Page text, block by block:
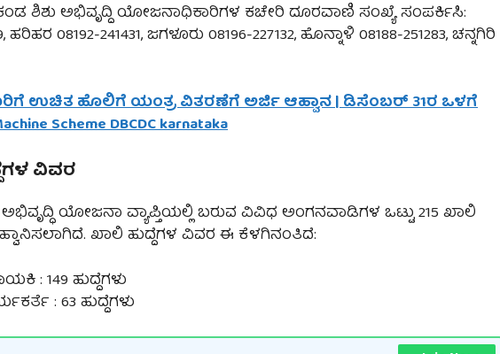
ಶಿಶು ಅಭಿವೃದ್ದಿ ಯೋಜನಾಧಿಕಾರಿಗಳ ಕಚೇರಿ ದೂರವಾಣಿ ಸಂಖ್ಯೆ ಸಂಪರ್ಕಿಸಿ:
08192-241431, ಜಗಳೂರು 08196-227132, ಹೊನ್ನಾಳಿ 08188-251283, ಚನ್ನಗಿರಿ
ಉಚಿತ ಹೊಲಿಗೆ ಯಂತ್ರ ವಿತರಣೆಗೆ ಅರ್ಜಿ ಆಹ್ವಾನ | ಡಿಸೆಂಬರ್ 31ರ ಒಳಗೆ
Scheme DBCDC karnataka
ವಿವರ
ಅಭಿವೃದ್ಧಿ ಯೋಜನಾ ವ್ಯಾಪ್ತಿಯಲ್ಲಿ ಬರುವ ವಿವಿಧ ಅಂಗನವಾಡಿಗಳ ಒಟ್ಟು 215 ಖಾಲಿ
ಖಾಲಿ ಹುದ್ದೆಗಳ ವಿವರ ಈ ಕೆಳಗಿನಂತಿದೆ:
: 149 ಹುದ್ದೆಗಳು
: 63 ಹುದ್ದೆಗಳು